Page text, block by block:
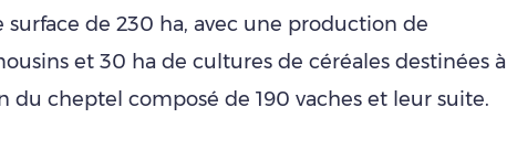
surface de 230 ha, avec une production de
et 30 ha de cultures de céréales destinées à
du cheptel composé de 190 vaches et leur suite.